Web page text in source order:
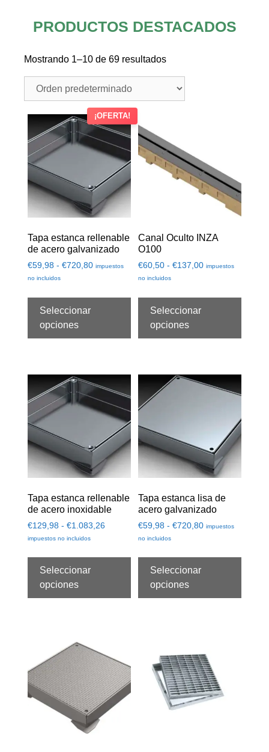
PRODUCTOS DESTACADOS
Mostrando 1–10 de 69 resultados
¡OFERTA!
Tapa estanca rellenable
de acero galvanizado
€59,98 - €720,80 impuestos
no incluidos
Seleccionar
opciones
Canal Oculto INZA
O100
€60,50 - €137,00 impuestos
no incluidos
Seleccionar
opciones
Tapa estanca rellenable
de acero inoxidable
€129,98 - €1.083,26
impuestos no incluidos
Seleccionar
opciones
Tapa estanca lisa de
acero galvanizado
€59,98 - €720,80 impuestos
no incluidos
Seleccionar
opciones